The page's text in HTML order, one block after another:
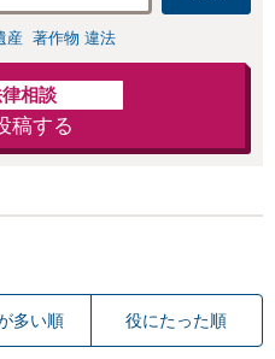
産 著作物 違法
相談
稿する
多い順 役にたった順